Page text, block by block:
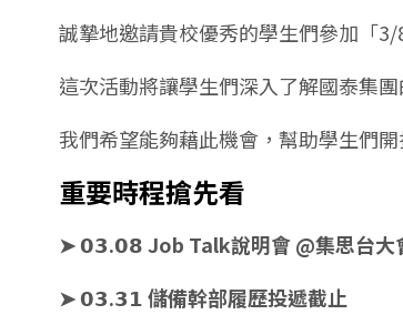
誠摯地邀請貴校優秀的學生們參加「
這次活動將讓學生們深入了解國泰集
我們希望能夠藉此機會，幫助學生們
重要時程搶先看
➤𝟬𝟯.𝟬𝟴Job Talk說明會 @集思台大
➤𝟬𝟯.𝟯𝟭 儲備幹部履歷投遞截止